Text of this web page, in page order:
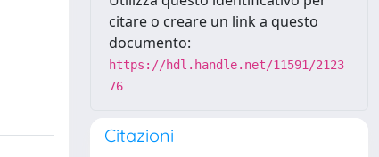
citare o creare un link a questo
documento:
https://hdl.handle.net/11591/2123
76
Citazioni